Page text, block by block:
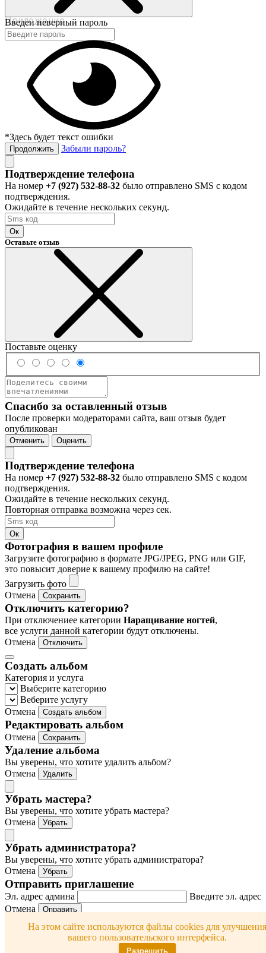
Политика конфиденциальности
Приложение
Введен неверный пароль
*Здесь будет текст ошибки
Продолжить Забыли пароль?
Подтверждение телефона
На номер +7 (927) 532-88-32 было отправлено SMS с кодом
подтверждения.
Ожидайте в течение нескольких секунд.
Ок
Оставьте отзыв
Поставьте оценку
Спасибо за оставленный отзыв
После проверки модераторами сайта, ваш отзыв будет
опубликован
Отменить Оценить
Подтверждение телефона
На номер +7 (927) 532-88-32 было отправлено SMS с кодом
подтверждения.
Ожидайте в течение нескольких секунд.
Повторная отправка возможна через сек.
Ок
Фотография в вашем профиле
Загрузите фотографию в формате JPG/JPEG, PNG или GIF,
это повысит доверие к вашему профилю на сайте!
Загрузить фото
Отмена
Сохранить
Отключить категорию?
При отключениее категории Наращивание ногтей,
все услуги данной категории будут отключены.
Отмена
Отключить
Создать альбом
Категория и услуга
Выберите категорию
Веберите услугу
Отмена
Создать альбом
Редактировать альбом
Отмена Сохранить
Удаление альбома
Вы уверены, что хотите удалить альбом?
Отмена
Удалить
Убрать мастера?
Вы уверены, что хотите убрать мастера?
Отмена
Убрать
Убрать администратора?
Вы уверены, что хотите убрать администратора?
Отмена
Убрать
Отправить приглашение
Эл. адрес админа
Введите эл. адрес
Отмена
Оправить
Отправить приглашение
Эл. адрес мастера
Введите эл.
На этом сайте используются файлы cookies для улучшения
вашего пользовательского интерфейса.
Разрешить